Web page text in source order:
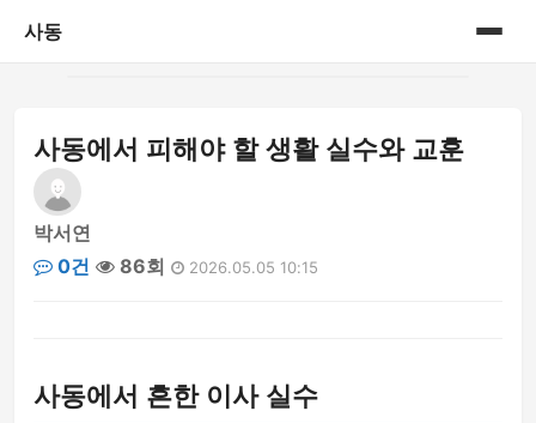
사동
게시판
사동에서 피해야 할 생활 실수와 교훈
박서연
0건
86회 2026.05.05 10:15
사동에서 흔한 이사 실수